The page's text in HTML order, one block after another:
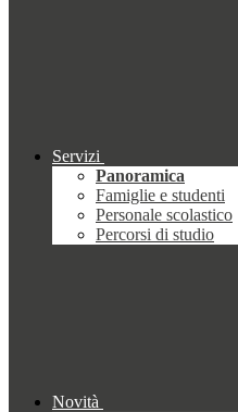
Servizi
Panoramica
Famiglie e studenti
Personale scolastico
Percorsi di studio
Novità